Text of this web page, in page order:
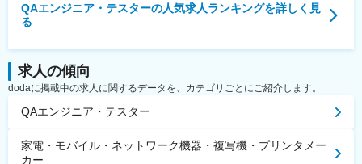
QAエンジニア・テスターの人気求人ランキングを詳しく見
る
求人の傾向
dodaに掲載中の求人に関するデータを、カテゴリごとにご紹介します。
QAエンジニア・テスター
家電・モバイル・ネットワーク機器・複写機・プリンタメー
カー